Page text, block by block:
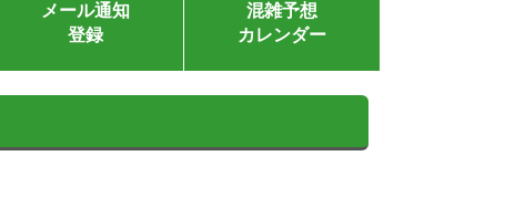
メール通知
登録
混雑予想
カレンダー